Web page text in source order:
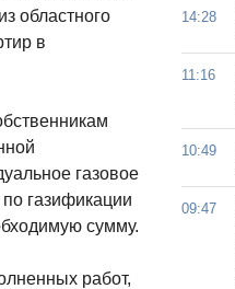
областного
в
газовое
газификации
сумму.
работ,
14:28
11:16
10:49
09:47